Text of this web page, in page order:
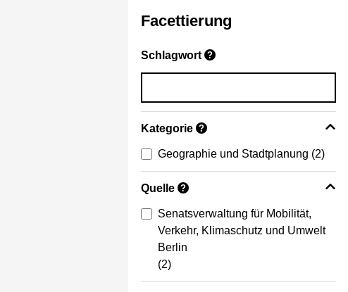
Facettierung
Schlagwort ?
Kategorie ?
Geographie und Stadtplanung (2)
Quelle ?
Senatsverwaltung für Mobilität,
Verkehr, Klimaschutz und Umwelt
Berlin
(2)